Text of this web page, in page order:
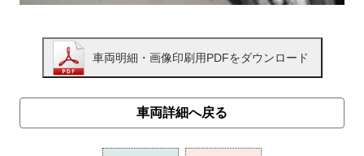
車両詳細へ戻る